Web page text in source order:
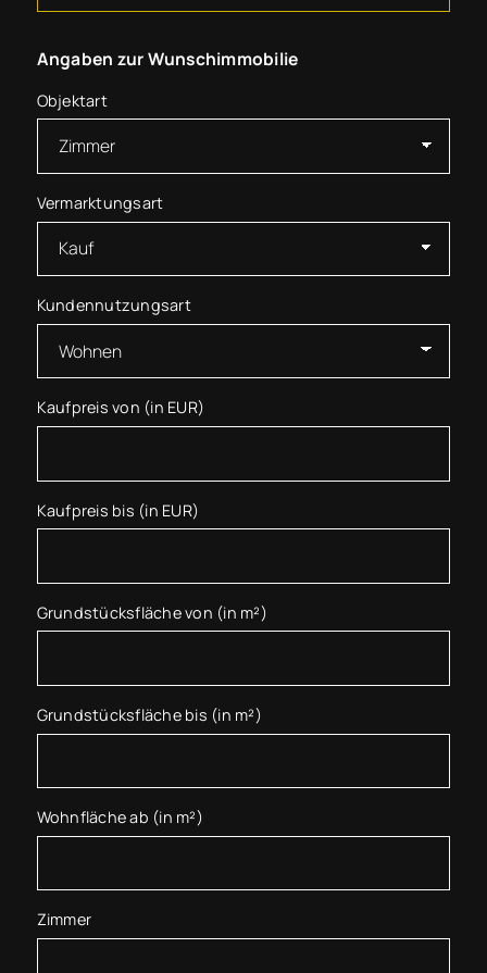
Angaben zur Wunschimmobilie
Objektart
Vermarktungsart
Kundennutzungsart
Kaufpreis von (in EUR)
Kaufpreis bis (in EUR)
Grundstücksfläche von (in m²)
Grundstücksfläche bis (in m²)
Wohnfläche ab (in m²)
Zimmer